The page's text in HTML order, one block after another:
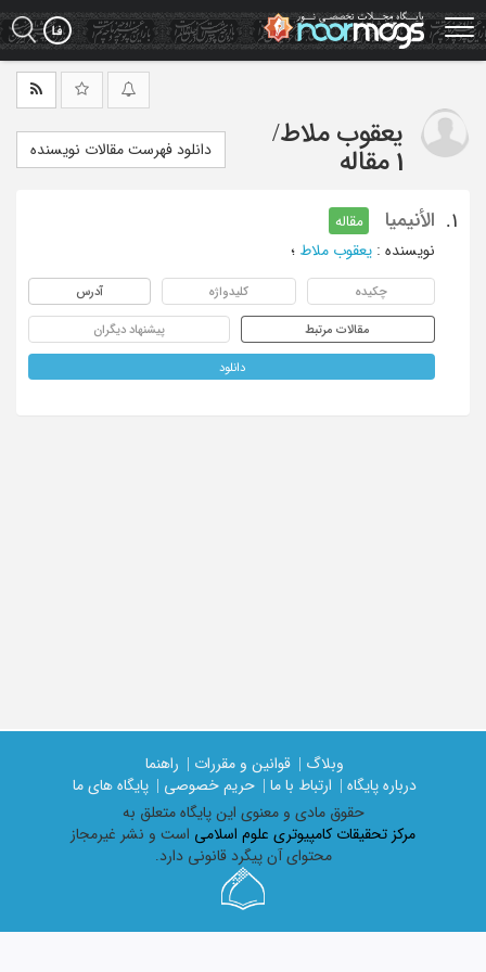
Skip
to
main
یعقوب ملاط/
1 مقاله
دانلود فهرست مقالات نویسنده
1. الأنیمیا
مقاله
نویسنده : یعقوب ملاط ؛
چکیده کلیدواژه آدرس
مقالات مرتبط پیشنهاد دیگران
دانلود
وبلاگ | قوانین و مقررات |
راهنما
درباره پایگاه |
ارتباط با ما | حریم خصوصی |
پایگاه های ما
حقوق مادی و معنوی اين پايگاه متعلق به
مرکز تحقیقات کامپیوتری علوم اسلامی است و نشر غیرمجاز
محتوای آن پیگرد قانونی دارد.